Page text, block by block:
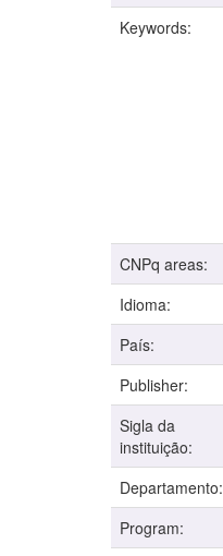
Keywords:
CNPq areas:
Idioma:
País:
Publisher:
Sigla da
instituição:
Departamento:
Program: